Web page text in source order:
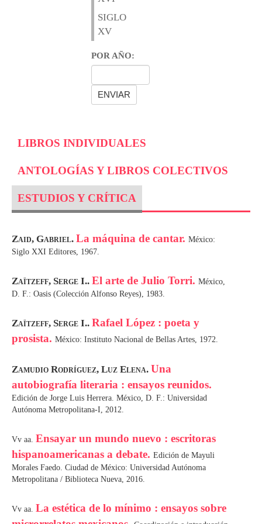
SIGLO
XV
POR AÑO:
LIBROS INDIVIDUALES
ANTOLOGÍAS Y LIBROS COLECTIVOS
ESTUDIOS Y CRÍTICA
Zaid, Gabriel. La máquina de cantar. México:
Siglo XXI Editores, 1967.
Zaïtzeff, Serge I.. El arte de Julio Torri. México,
D. F.: Oasis (Colección Alfonso Reyes), 1983.
Zaïtzeff, Serge I.. Rafael López : poeta y
prosista. México: Instituto Nacional de Bellas Artes, 1972.
Zamudio Rodríguez, Luz Elena. Una
autobiografía literaria : ensayos reunidos.
Edición de Jorge Luis Herrera. México, D. F.: Universidad
Autónoma Metropolitana-I, 2012.
Vv aa. Ensayar un mundo nuevo : escritoras
hispanoamericanas a debate. Edición de Mayuli
Morales Faedo. Ciudad de México: Universidad Autónoma
Metropolitana / Biblioteca Nueva, 2016.
Vv aa. La estética de lo mínimo : ensayos sobre